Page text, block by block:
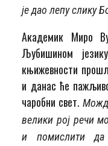
је дао лепу слику
Академик Миро
Љубишином
књижевности
и данас ће
чаробни свет.
велики рој речи
и помислити